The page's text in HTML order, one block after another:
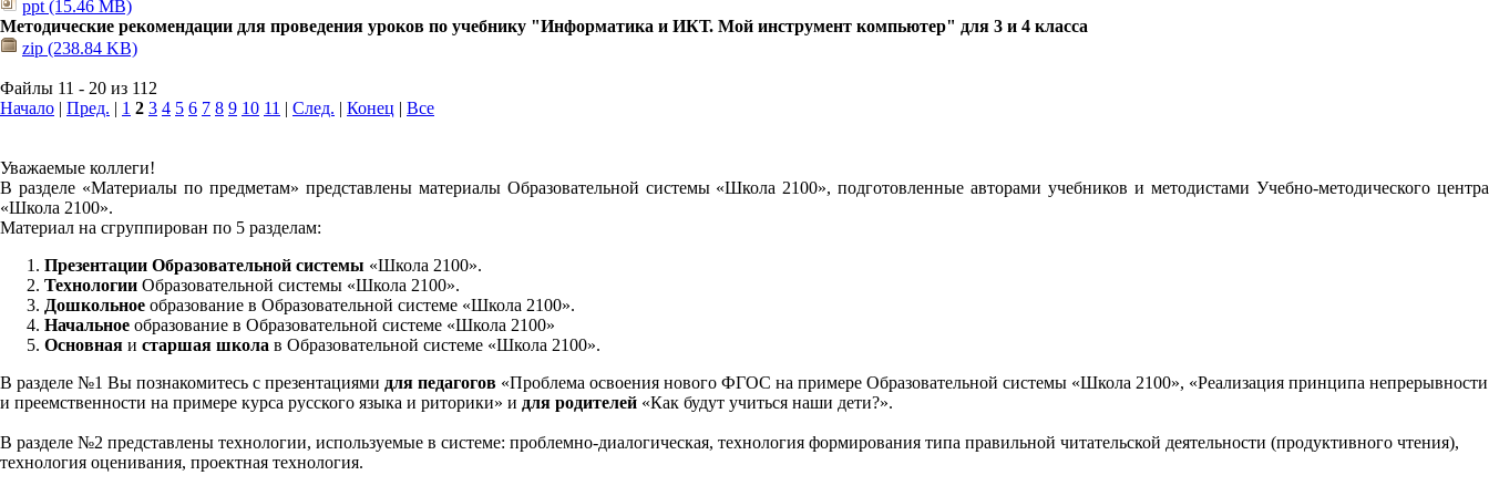
ppt (15.46 MB)
Методические рекомендации для проведения уроков по учебнику "Информатика и ИКТ. Мой инструмент компьютер" для 3 и 4 класса
zip (238.84 KB)
Файлы 11 - 20 из 112
Начало | Пред. | 1 2 3 4 5 6 7 8 9 10 11 | След. | Конец | Все
Уважаемые коллеги!
В разделе «Материалы по предметам» представлены материалы Образовательной системы «Школа 2100», подготовленные авторами учебников и методистами Учебно-методического центра
«Школа 2100».
Материал на сгруппирован по 5 разделам:
Презентации Образовательной системы «Школа 2100».
Технологии Образовательной системы «Школа 2100».
Дошкольное образование в Образовательной системе «Школа 2100».
Начальное образование в Образовательной системе «Школа 2100»
Основная и старшая школа в Образовательной системе «Школа 2100».
В разделе №1 Вы познакомитесь с презентациями для педагогов «Проблема освоения нового ФГОС на примере Образовательной системы «Школа 2100», «Реализация принципа непрерывности
и преемственности на примере курса русского языка и риторики» и для родителей «Как будут учиться наши дети?».
В разделе №2 представлены технологии, используемые в системе: проблемно-диалогическая, технология формирования типа правильной читательской деятельности (продуктивного чтения),
технология оценивания, проектная технология.